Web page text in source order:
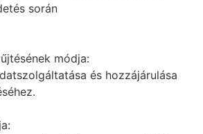
során
módja:
és hozzájárulása